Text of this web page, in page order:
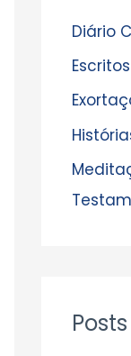
Diário
u
i
v
o
s